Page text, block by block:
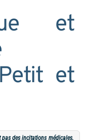
et
et
pas des incitations médicales,